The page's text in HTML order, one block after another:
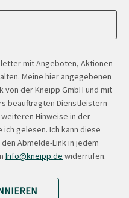
mit Angeboten, Aktionen
Meine hier angegebenen
der Kneipp GmbH und mit
beauftragten Dienstleistern
Hinweise in der
ich gelesen. Ich kann diese
Abmelde-Link in jedem
Info@kneipp.de widerrufen.